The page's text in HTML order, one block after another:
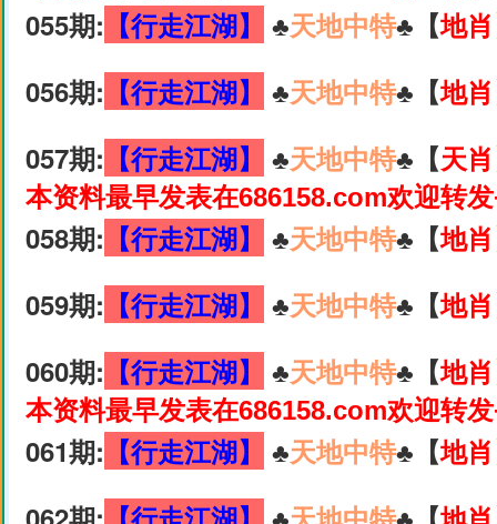
055期: 【行走江湖】 ♣️天地中特♣️【地肖
056期: 【行走江湖】 ♣️天地中特♣️【地肖
057期: 【行走江湖】 ♣️天地中特♣️【天肖
本资料最早发表在686158.com欢迎转
058期: 【行走江湖】 ♣️天地中特♣️【地肖
059期: 【行走江湖】 ♣️天地中特♣️【地肖
060期: 【行走江湖】 ♣️天地中特♣️【地肖
本资料最早发表在686158.com欢迎转
061期: 【行走江湖】 ♣️天地中特♣️【地肖